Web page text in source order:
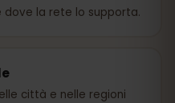
la rete lo supporta.
città e nelle regioni